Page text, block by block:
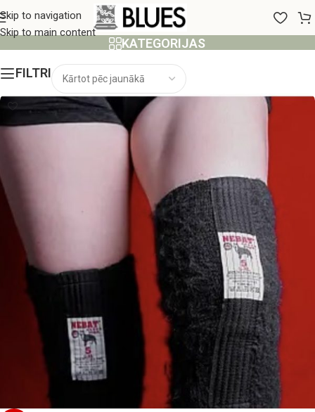
Skip to navigation
Skip to main content
Jostas
KATEGORIJAS
FILTRI